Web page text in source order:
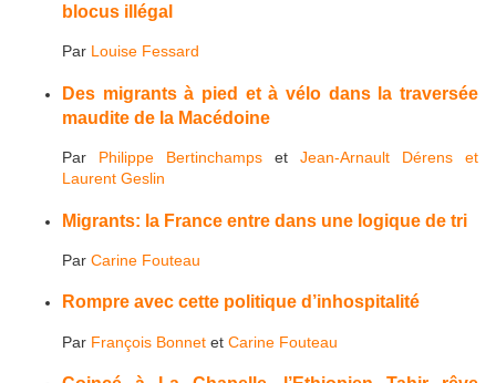
blocus illégal
Par Louise Fessard
Des migrants à pied et à vélo dans la traversée
maudite de la Macédoine
Par Philippe Bertinchamps et Jean-Arnault Dérens et
Laurent Geslin
Migrants: la France entre dans une logique de tri
Par Carine Fouteau
Rompre avec cette politique d’inhospitalité
Par François Bonnet et Carine Fouteau